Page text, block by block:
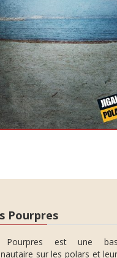
Pourpres
Pourpres est une
sur les polars et